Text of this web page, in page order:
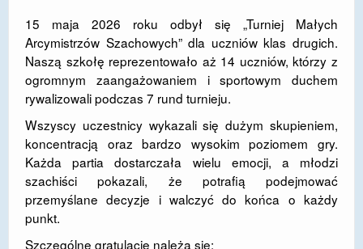
RODO
EGZAMIN ÓSMOKLASISTY
STANDARDY OCHRONY MAŁOLETNICH
PROJEKT ,,SZKOŁY Z JAKOŚCIĄ – ROZWÓJ
KSZTAŁCENIA OGÓLNEGO NA TERENIE MIASTA
ŻORY”
REKRUTACJA 2026/2027
mLegitymacja
15 maja 2026 roku odbył się „Turniej Małych
Arcymistrzów Szachowych” dla uczniów klas drugich.
Naszą szkołę reprezentowało aż 14 uczniów, którzy z
ogromnym zaangażowaniem i sportowym duchem
rywalizowali podczas 7 rund turnieju.
Wszyscy uczestnicy wykazali się dużym skupieniem,
koncentracją oraz bardzo wysokim poziomem gry.
Każda partia dostarczała wielu emocji, a młodzi
szachiści pokazali, że potrafią podejmować
przemyślane decyzje i walczyć do końca o każdy
punkt.
Szczególne gratulacje należą się: